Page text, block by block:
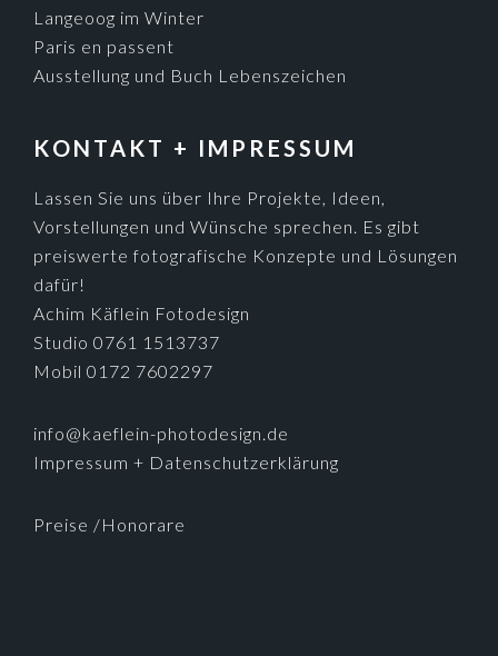
Langeoog im Winter
Paris en passent
Ausstellung und Buch Lebenszeichen
KONTAKT + IMPRESSUM
Lassen Sie uns über Ihre Projekte, Ideen,
Vorstellungen und Wünsche sprechen. Es gibt
preiswerte fotografische Konzepte und Lösungen
dafür!
Achim Käflein Fotodesign
Studio 0761 1513737
Mobil 0172 7602297
info@kaeflein-photodesign.de
Impressum + Datenschutzerklärung
Preise /Honorare